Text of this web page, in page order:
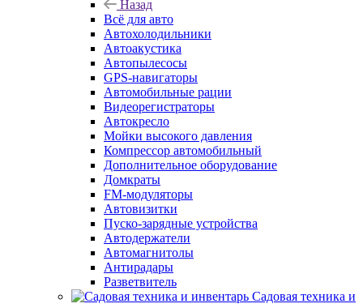
Назад
Всё для авто
Автохолодильники
Автоакустика
Автопылесосы
GPS-навигаторы
Автомобильные рации
Видеорегистраторы
Автокресло
Мойки высокого давления
Компрессор автомобильный
Дополнительное оборудование
Домкраты
FM-модуляторы
Автовизитки
Пуско-зарядные устройства
Автодержатели
Автомагнитолы
Антирадары
Разветвитель
Садовая техника и